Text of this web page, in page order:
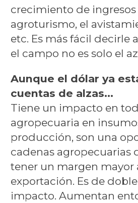
crecimiento de
agroturismo, el
etc. Es más fácil decirle
el campo no es solo el
Aunque el dólar ya
cuentas de alzas...
Tiene un impacto en
agropecuaria en
producción, son una
cadenas agropecuarias
tener un margen mayor
exportación. Es de
impacto. Aumentan